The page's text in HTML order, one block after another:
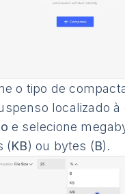
o tipo de
localizado à
e selecione
(KB) ou bytes (B).